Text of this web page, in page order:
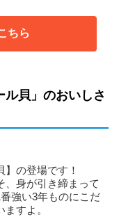
ちら
ル貝」のおいしさ
の登場です！
、身が引き締まって
強い3年ものにこだ
すよ。